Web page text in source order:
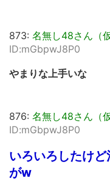
873: 名無し48さん（仮
ID:mGbpwJ8P0
やまりな上手いな
876: 名無し48さん（仮
ID:mGbpwJ8P0
いろいろしたけ
がw